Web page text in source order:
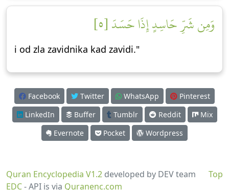
وَمِن شَرِّ حَاسِدٍ إِذَا حَسَدَ [٥]
i od zla zavidnika kad zavidi."
Facebook Twitter WhatsApp
Pinterest
LinkedIn
Buffer Tumblr Reddit
Mix
Evernote
Pocket Wordpress
Top
Quran Encyclopedia V1.2 developed by DEV team
EDC- API is via Quranenc.com